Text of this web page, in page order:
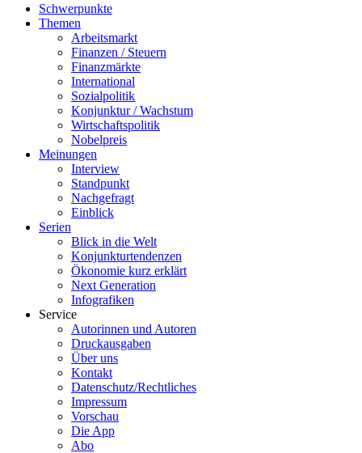
Schwerpunkte
Themen
Arbeitsmarkt
Finanzen / Steuern
Finanzmärkte
International
Sozialpolitik
Konjunktur / Wachstum
Wirtschaftspolitik
Nobelpreis
Meinungen
Interview
Standpunkt
Nachgefragt
Einblick
Serien
Blick in die Welt
Konjunkturtendenzen
Ökonomie kurz erklärt
Next Generation
Infografiken
Service
Autorinnen und Autoren
Druckausgaben
Über uns
Kontakt
Datenschutz/Rechtliches
Impressum
Vorschau
Die App
Abo